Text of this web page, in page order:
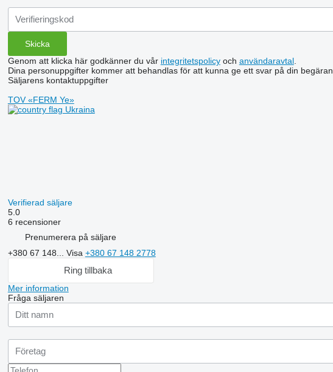
Genom att klicka här godkänner du vår integritetspolicyoch användaravtal.
Dina personuppgifter kommer att behandlas för att kunna ge ett svar på din begäran.
Säljarens kontaktuppgifter
TOV «FERM Ye»
Ukraina
Verifierad säljare
5.0
6 recensioner
Prenumerera på säljare
+380 67 148... Visa +380 67 148 2778
Ring tillbaka
Mer information
Fråga säljaren